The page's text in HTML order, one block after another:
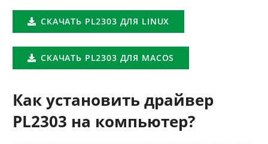
СКАЧАТЬ PL2303 ДЛЯ LINUX
СКАЧАТЬ PL2303 ДЛЯ MACOS
Как установить драйвер
PL2303 на компьютер?